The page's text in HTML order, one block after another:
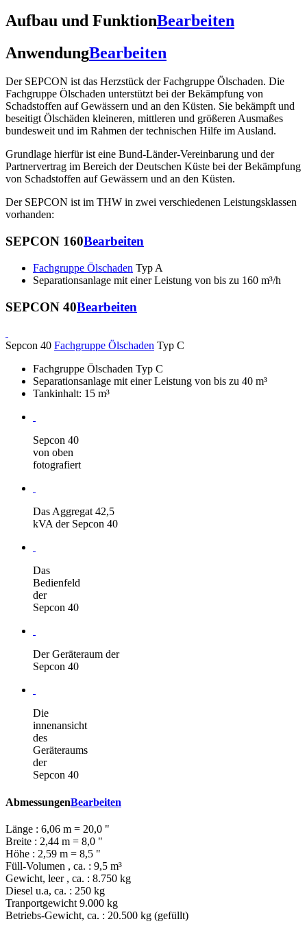
Aufbau und FunktionBearbeiten
AnwendungBearbeiten
Der SEPCON ist das Herzstück der Fachgruppe Ölschaden. Die
Fachgruppe Ölschaden unterstützt bei der Bekämpfung von
Schadstoffen auf Gewässern und an den Küsten. Sie bekämpft und
beseitigt Ölschäden kleineren, mittleren und größeren Ausmaßes
bundesweit und im Rahmen der technischen Hilfe im Ausland.
Grundlage hierfür ist eine Bund-Länder-Vereinbarung und der
Partnervertrag im Bereich der Deutschen Küste bei der Bekämpfung
von Schadstoffen auf Gewässern und an den Küsten.
Der SEPCON ist im THW in zwei verschiedenen Leistungsklassen
vorhanden:
SEPCON 160Bearbeiten
Fachgruppe Ölschaden Typ A
Separationsanlage mit einer Leistung von bis zu 160 m³/h
SEPCON 40Bearbeiten
Sepcon 40 Fachgruppe Ölschaden Typ C
Fachgruppe Ölschaden Typ C
Separationsanlage mit einer Leistung von bis zu 40 m³
Tankinhalt: 15 m³
Sepcon 40
von oben
fotografiert
Das Aggregat 42,5
kVA der Sepcon 40
Das
Bedienfeld
der
Sepcon 40
Der Geräteraum der
Sepcon 40
Die
innenansicht
des
Geräteraums
der
Sepcon 40
AbmessungenBearbeiten
Länge : 6,06 m = 20,0 "
Breite : 2,44 m = 8,0 "
Höhe : 2,59 m = 8,5 "
Füll-Volumen , ca. : 9,5 m³
Gewicht, leer , ca. : 8.750 kg
Diesel u.a, ca. : 250 kg
Tranportgewicht 9.000 kg
Betriebs-Gewicht, ca. : 20.500 kg (gefüllt)